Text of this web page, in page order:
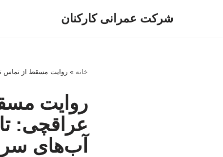
شرکت عمرانی کارکنان
خانه » روایت مسقط از تماس
روایت
عراقچی:
آب‌های